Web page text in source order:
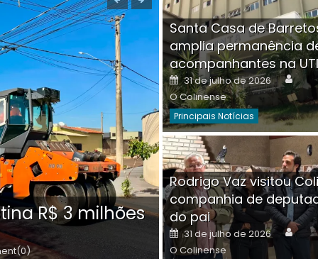
R$ 3 milhões
Boutique na Av.
invadida por
Posted
on
30 de julho de 2026 O
Destaques Da Semana
Santa Casa de
amplia permanência
acompanhantes na UTI
Posted
on
31 de julho de 2026
O Colinense
Principais Notícias
Rodrigo Vaz visitou
companhia de
do pai
Posted
on
31 de julho de 2026
O Colinense